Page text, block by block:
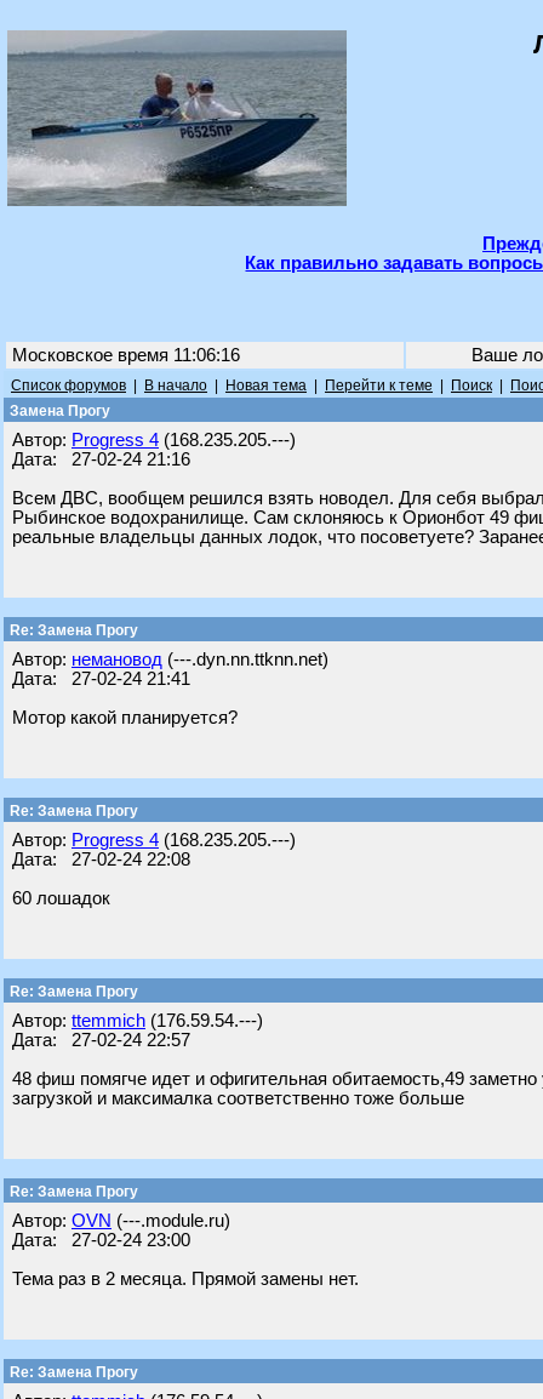
Как правильно задавать
Московское время 11:06:16 Ваше
Список форумов В начало Новая тема Перейти к теме Поиск
Замена Прогу
Автор: Progress 4 (168.235.205.---)
Дата: 27-02-24 21:16
Всем ДВС, вообщем решился взять новодел. Для себя
Рыбинское водохранилище. Сам склоняюсь к Орионбот 49
реальные владельцы данных лодок, что посоветуете?
Re: Замена Прогу
Автор: немановод (---.dyn.nn.ttknn.net)
Дата: 27-02-24 21:41
Мотор какой планируется?
Re: Замена Прогу
Автор: Progress 4 (168.235.205.---)
Дата: 27-02-24 22:08
60 лошадок
Re: Замена Прогу
Автор: ttemmich (176.59.54.---)
Дата: 27-02-24 22:57
48 фиш помягче идет и офигительная обитаемость,49
загрузкой и максималка соответственно тоже больше
Re: Замена Прогу
Автор: OVN (---.module.ru)
Дата: 27-02-24 23:00
Тема раз в 2 месяца. Прямой замены нет.
Re: Замена Прогу